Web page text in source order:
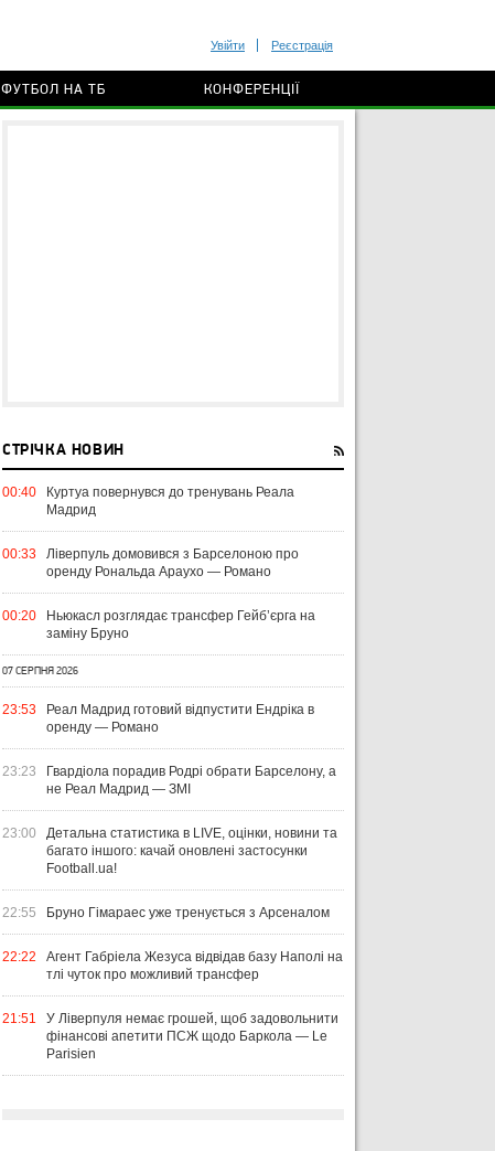
Увійти Реєстрація
ФУТБОЛ НА ТБ КОНФЕРЕНЦІЇ
СТРІЧКА НОВИН
00:40
Куртуа повернувся до тренувань Реала
Мадрид
00:33
Ліверпуль домовився з Барселоною про
оренду Рональда Араухо — Романо
00:20
Ньюкасл розглядає трансфер Гейб’єрга на
заміну Бруно
07 СЕРПНЯ 2026
23:53
Реал Мадрид готовий відпустити Ендріка в
оренду — Романо
23:23
Гвардіола порадив Родрі обрати Барселону, а
не Реал Мадрид — ЗМІ
23:00
Детальна статистика в LIVE, оцінки, новини та
багато іншого: качай оновлені застосунки
Football.ua!
22:55 Бруно Гімараес уже тренується з Арсеналом
22:22
Агент Габріела Жезуса відвідав базу Наполі на
тлі чуток про можливий трансфер
21:51
У Ліверпуля немає грошей, щоб задовольнити
фінансові апетити ПСЖ щодо Баркола — Le
Parisien